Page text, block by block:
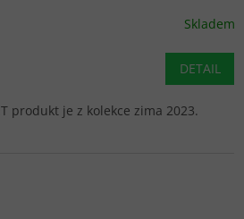
Skladem
DETAIL
produkt je z kolekce zima 2023.